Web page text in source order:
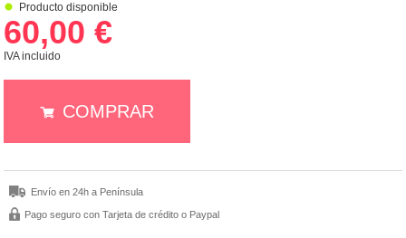
Producto disponible
60,00 €
IVA incluido
COMPRAR
Envío en 24h a Península
Pago seguro con Tarjeta de crédito o Paypal